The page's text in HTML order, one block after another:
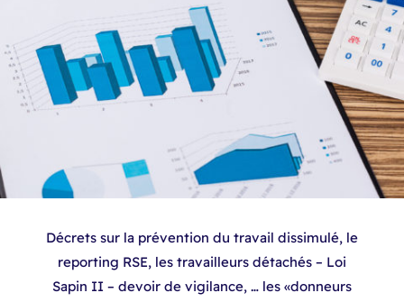
Décrets sur la prévention du travail dissimulé, le
reporting RSE, les travailleurs détachés – Loi
Sapin II – devoir de vigilance, … les «donneurs